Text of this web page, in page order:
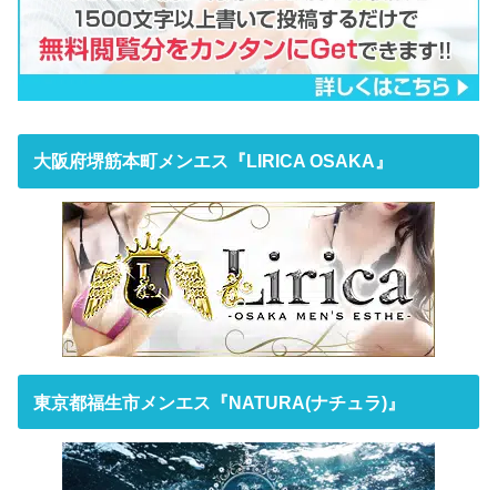
大阪府堺筋本町メンエス『LIRICA OSAKA』
東京都福生市メンエス『NATURA(ナチュラ)』